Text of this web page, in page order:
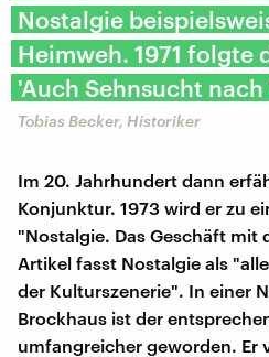
Nostalgie
Heimweh. 1971 folgte
'Auch Sehnsucht
Tobias Becker, Historiker
Im 20. Jahrhundert dann
Konjunktur. 1973 wird er zu
"Nostalgie. Das Geschäft mit
Artikel fasst Nostalgie als
der Kulturszenerie". In einer
Brockhaus ist der
umfangreicher geworden. Er